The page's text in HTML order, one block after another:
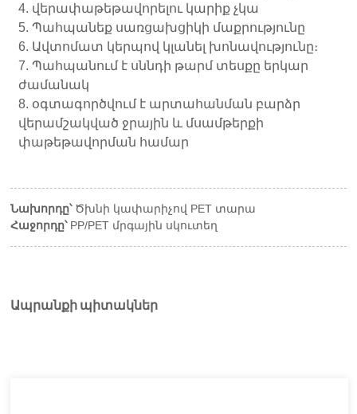
4. վերափաթեթավորելու կարիք չկա
5. Պահպանեք սառցախցիկի մաքրությունը
6. Ավտոմատ կերպով կլանել խոնավությունը։
7. Պահպանում է սննդի թարմ տեսքը երկար
ժամանակ
8. օգտագործվում է արտահանման բարձր
վերամշակված ջրային և մսամթերքի
փաթեթավորման համար
Նախորդը՝ Ծխնի կափարիչով PET տարա
Հաջորդը՝ PP/PET մրգային սկուտեղ
Ապրանքի պիտակներ